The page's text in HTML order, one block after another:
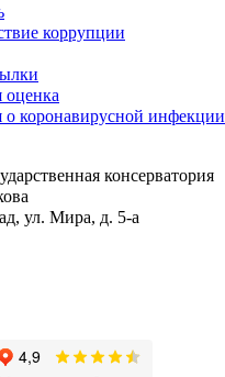
коррупции
оценка
коронавирусной инфекции
консерватория
ул. Мира, д. 5-а